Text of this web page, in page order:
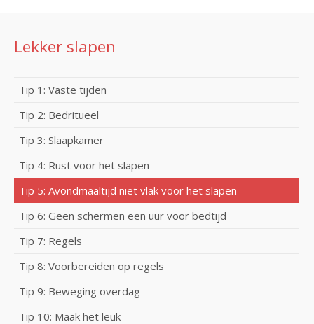
Lekker slapen
Tip 1: Vaste tijden
Tip 2: Bedritueel
Tip 3: Slaapkamer
Tip 4: Rust voor het slapen
Tip 5: Avondmaaltijd niet vlak voor het slapen
Tip 6: Geen schermen een uur voor bedtijd
Tip 7: Regels
Tip 8: Voorbereiden op regels
Tip 9: Beweging overdag
Tip 10: Maak het leuk